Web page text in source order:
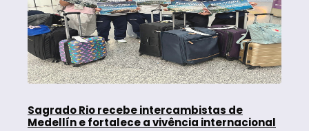
Sagrado Rio recebe intercambistas de
Medellín e fortalece a vivência internacional